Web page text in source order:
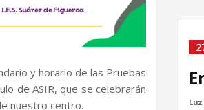
y horario de las Pruebas
de ASIR, que se celebrarán
nuestro centro.